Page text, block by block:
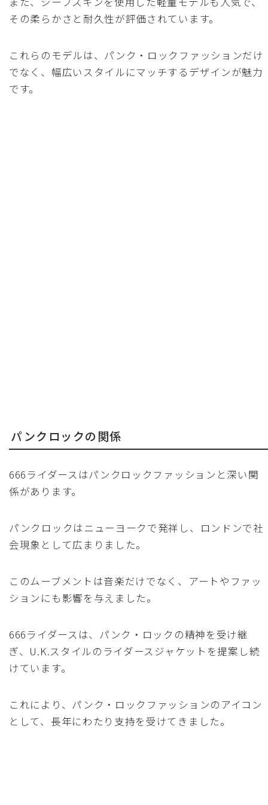
その柔らかさと耐久性が評価されています。
これらのモデルは、パンク・ロックファッションだけ
でなく、幅広いスタイルにマッチするデザインが魅力
です。
パンクロックの関係
666ライダースはパンクロックファッションと深い関
係があります。
パンクロックはニューヨークで発祥し、ロンドンで社
会現象として広まりました。
このムーブメントは音楽だけでなく、アートやファッ
ションにも影響を与えました。
666ライダースは、パンク・ロックの精神を受け継
ぎ、U.K.スタイルのライダースジャケットを提案し続
けています。
これにより、パンク・ロックファッションのアイコン
として、長年にわたり支持を受けてきました。